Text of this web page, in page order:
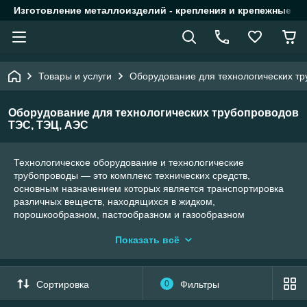
Изготовление металлоизделий - крепления и крепежные
Товары и услуги Оборудование для технологических
Оборудование для технологических трубопроводов
ТЭС, ТЭЦ, АЭС
Технологическое оборудование и технологические
трубопроводы — это комплекс технических средств,
основным назначением которых является транспортировка
различных веществ, находящихся в жидком,
порошкообразном, пастообразном и газообразном
переправляться сырье, необходимое для обеспечения
лекарственные, нефтепродукты и т. д.). Также часто трубные
разводки используются при эксплуатации всевозможных
механизмов, для поддержания требуемого температурного
Показать всё
Сортировка 0 Фильтры